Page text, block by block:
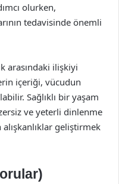
olurken,
tedavisinde önemli
arasındaki ilişkiyi
içeriği, vücudun
Sağlıklı bir yaşam
ve yeterli dinlenme
geliştirmek